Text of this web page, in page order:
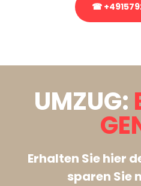
☎
UMZUG:
Erhalten Sie hier
sparen Sie